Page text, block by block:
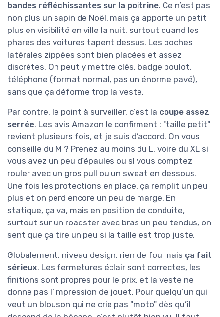
bandes réfléchissantes sur la poitrine. Ce n’est pas
non plus un sapin de Noël, mais ça apporte un petit
plus en visibilité en ville la nuit, surtout quand les
phares des voitures tapent dessus. Les poches
latérales zippées sont bien placées et assez
discrètes. On peut y mettre clés, badge boulot,
téléphone (format normal, pas un énorme pavé),
sans que ça déforme trop la veste.
Par contre, le point à surveiller, c’est la coupe assez
serrée. Les avis Amazon le confirment : "taille petit"
revient plusieurs fois, et je suis d’accord. On vous
conseille du M ? Prenez au moins du L, voire du XL si
vous avez un peu d’épaules ou si vous comptez
rouler avec un gros pull ou un sweat en dessous.
Une fois les protections en place, ça remplit un peu
plus et on perd encore un peu de marge. En
statique, ça va, mais en position de conduite,
surtout sur un roadster avec bras un peu tendus, on
sent que ça tire un peu si la taille est trop juste.
Globalement, niveau design, rien de fou mais ça fait
sérieux. Les fermetures éclair sont correctes, les
finitions sont propres pour le prix, et la veste ne
donne pas l’impression de jouet. Pour quelqu’un qui
veut un blouson qui ne crie pas "moto" dès qu’il